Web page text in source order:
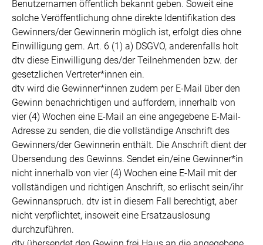
Benutzernamen öffentlich bekannt geben. Soweit eine
solche Veröffentlichung ohne direkte Identifikation des
Gewinners/der Gewinnerin möglich ist, erfolgt dies ohne
Einwilligung gem. Art. 6 (1) a) DSGVO, anderenfalls holt
dtv diese Einwilligung des/der Teilnehmenden bzw. der
gesetzlichen Vertreter*innen ein.
dtv wird die Gewinner*innen zudem per E-Mail über den
Gewinn benachrichtigen und auffordern, innerhalb von
vier (4) Wochen eine E-Mail an eine angegebene E-Mail-
Adresse zu senden, die die vollständige Anschrift des
Gewinners/der Gewinnerin enthält. Die Anschrift dient der
Übersendung des Gewinns. Sendet ein/eine Gewinner*in
nicht innerhalb von vier (4) Wochen eine E-Mail mit der
vollständigen und richtigen Anschrift, so erlischt sein/ihr
Gewinnanspruch. dtv ist in diesem Fall berechtigt, aber
nicht verpflichtet, insoweit eine Ersatzauslosung
durchzuführen.